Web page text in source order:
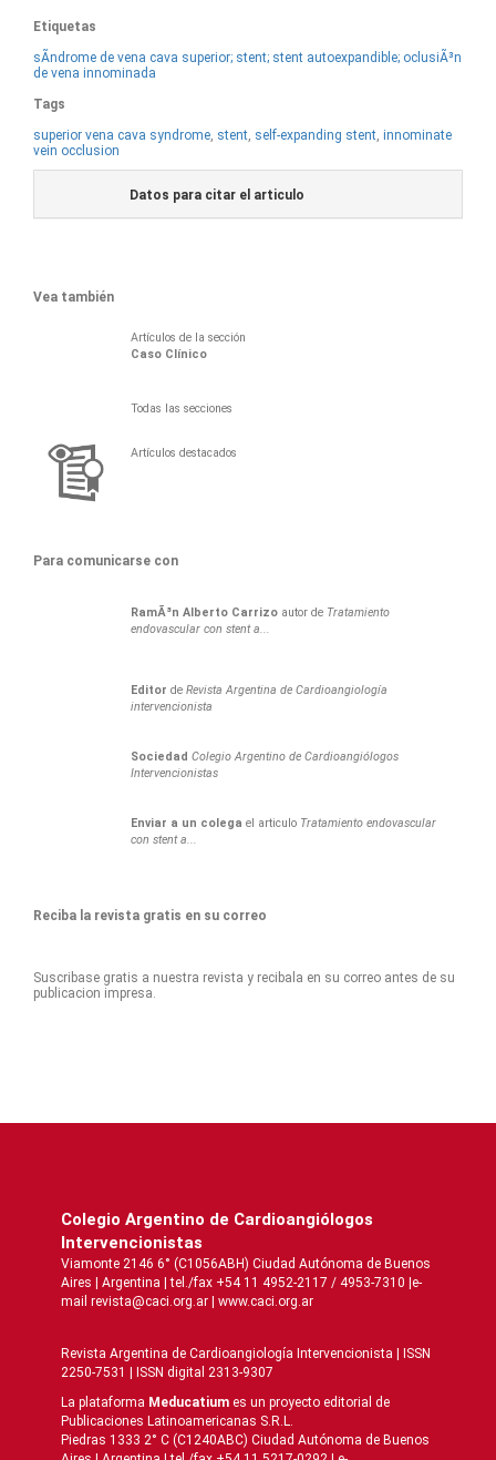
Etiquetas
sÃ­ndrome de vena cava superior; stent; stent autoexpandible; oclusiÃ³n
de vena innominada
Tags
superior vena cava syndrome, stent, self-expanding stent, innominate
vein occlusion
Datos para citar el articulo
Vea también
Artículos de la sección
Caso Clínico
Todas las secciones
Artículos destacados
Para comunicarse con
RamÃ³n Alberto Carrizo autor deTratamiento
endovascular con stent a...
Editor deRevista Argentina de Cardioangiología
intervencionista
Sociedad Colegio Argentino de Cardioangiólogos
Intervencionistas
Enviar a un colega el articuloTratamiento endovascular
con stent a...
Reciba la revista gratis en su correo
Suscribase gratis a nuestra revista y recibala en su correo antes de su
publicacion impresa.
Colegio Argentino de Cardioangiólogos
Intervencionistas
Viamonte 2146 6° (C1056ABH) Ciudad Autónoma de Buenos
Aires | Argentina | tel./fax +54 11 4952-2117 / 4953-7310 |e-
mail revista@caci.org.ar | www.caci.org.ar
Revista Argentina de Cardioangiologí­a Intervencionista | ISSN
2250-7531 | ISSN digital 2313-9307
La plataforma Meducatium es un proyecto editorial de
Publicaciones Latinoamericanas S.R.L.
Piedras 1333 2° C (C1240ABC) Ciudad Autónoma de Buenos